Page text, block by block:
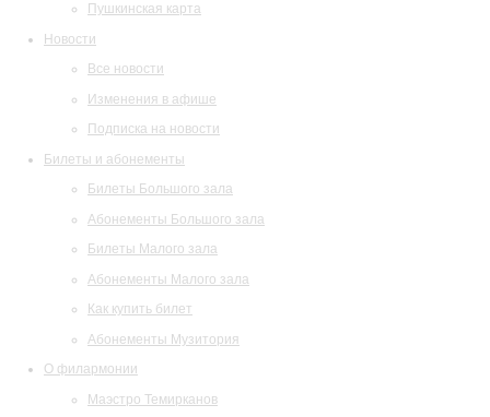
Пушкинская карта
Новости
Все новости
Изменения в афише
Подписка на новости
Билеты и абонементы
Билеты Большого зала
Абонементы Большого зала
Билеты Малого зала
Абонементы Малого зала
Как купить билет
Абонементы Музитория
О филармонии
Маэстро Темирканов